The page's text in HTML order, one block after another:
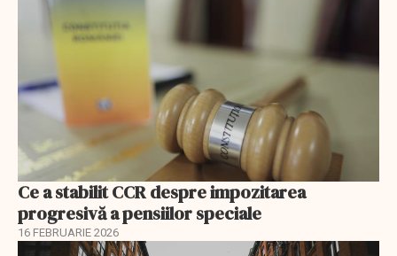
Ce a stabilit CCR despre impozitarea
progresivă a pensiilor speciale
16 FEBRUARIE 2026